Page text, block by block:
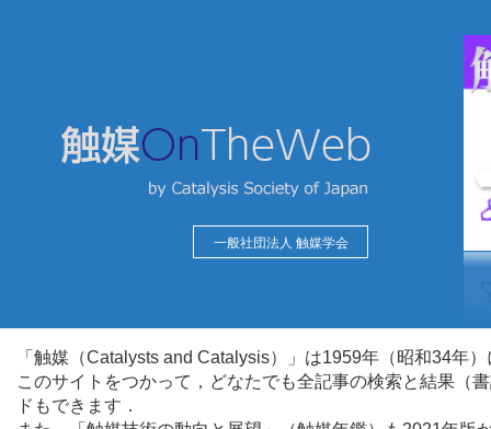
一般社団法人 触媒学会
「触媒（Catalysts and Catalysis）」は1959年（昭和34年
このサイトをつかって，どなたでも全記事の検索と結果（
ドもできます．